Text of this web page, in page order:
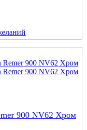
900 NV62 Хром